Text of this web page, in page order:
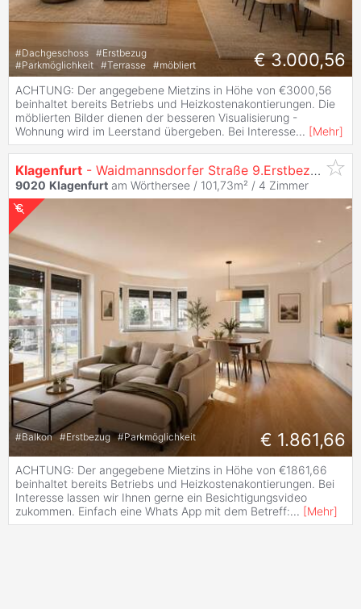
#Dachgeschoss #Erstbezug
#Parkmöglichkeit #Terrasse #möbliert € 3.000,56
ACHTUNG: Der angegebene Mietzins in Höhe von €3000,56
beinhaltet bereits Betriebs und Heizkostenakontierungen. Die
möblierten Bilder dienen der besseren Visualisierung -
Wohnung wird im Leerstand übergeben. Bei Interesse... [Mehr]
Klagenfurt - Waidmannsdorfer Straße 9.Erstbezug: 4-Zi. Wohnung mit Balkon
9020 Klagenfurt am Wörthersee / 101,73m² / 4 Zimmer
#Balkon #Erstbezug #Parkmöglichkeit € 1.861,66
ACHTUNG: Der angegebene Mietzins in Höhe von €1861,66
beinhaltet bereits Betriebs und Heizkostenakontierungen. Bei
Interesse lassen wir Ihnen gerne ein Besichtigungsvideo
zukommen. Einfach eine Whats App mit dem Betreff:... [Mehr]